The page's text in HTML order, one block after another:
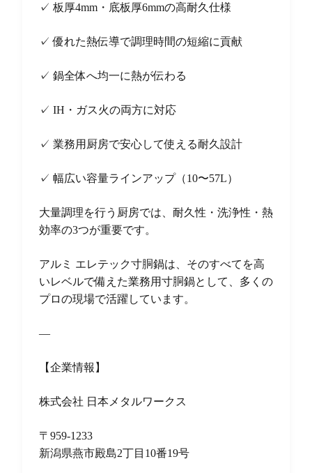
✓ 板厚4mm・底板厚6mmの高耐久仕様
✓ 優れた熱伝導で調理時間の短縮に貢献
✓ 鍋全体へ均一に熱が伝わる
✓ IH・ガス火の両方に対応
✓ 業務用厨房で安心して使える耐久設計
✓ 幅広い容量ラインアップ（10〜57L）
大量調理を行う厨房では、耐久性・洗浄性・熱
効率の3つが重要です。
アルミ エレテック寸胴鍋は、そのすべてを高
いレベルで備えた業務用寸胴鍋として、多くの
プロの現場で活躍しています。
—
【企業情報】
株式会社 日本メタルワークス
〒959-1233
新潟県燕市殿島2丁目10番19号